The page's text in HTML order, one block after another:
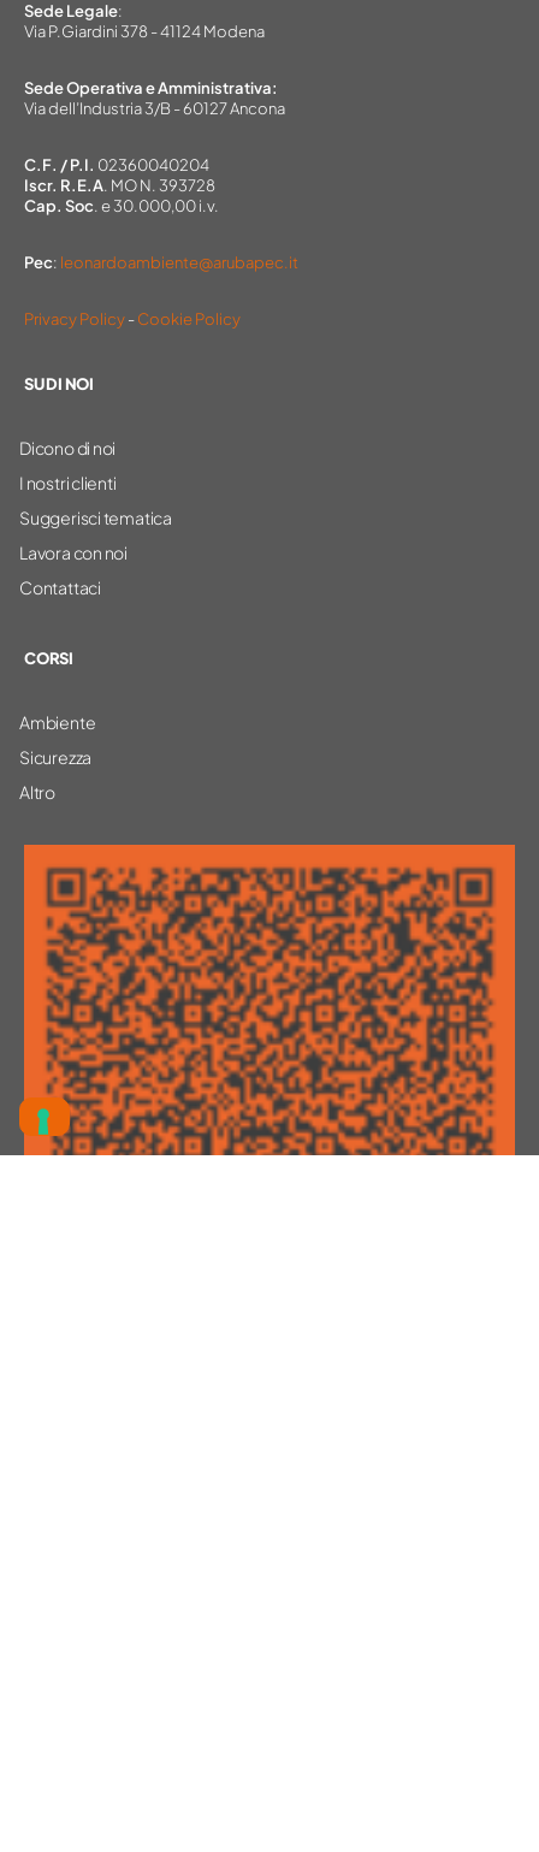
Sede Legale:
Via P.Giardini 378 - 41124 Modena
Sede Operativa e Amministrativa:
Via dell’Industria 3/B - 60127 Ancona
C.F. / P.I. 02360040204
Iscr. R.E.A. MO N. 393728
Cap. Soc. e 30.000,00 i.v.
Pec: leonardoambiente@arubapec.it
Privacy Policy-Cookie Policy
SU DI NOI
Dicono di noi
I nostri clienti
Suggerisci tematica
Lavora con noi
Contattaci
CORSI
Ambiente
Sicurezza
Altro